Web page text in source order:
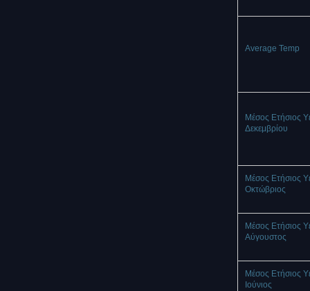
Average Temp
Μέσος Ετήσιος
Δεκεμβρίου
Μέσος Ετήσιος
Οκτώβριος
Μέσος Ετήσιος
Αύγουστος
Μέσος Ετήσιος
Ιούνιος